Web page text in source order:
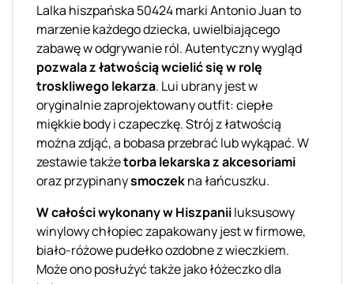
Lalka hiszpańska 50424 marki Antonio Juan to
marzenie każdego dziecka, uwielbiającego
zabawę w odgrywanie ról. Autentyczny wygląd
pozwala z łatwością wcielić się w rolę
troskliwego lekarza. Lui ubrany jest w
oryginalnie zaprojektowany outfit: ciepłe
miękkie body i czapeczkę. Strój z łatwością
można zdjąć, a bobasa przebrać lub wykąpać. W
zestawie takżetorba lekarska z akcesoriami
oraz przypinanysmoczekna łańcuszku.
W całości wykonany w Hiszpaniiluksusowy
winylowy chłopiec zapakowany jest w firmowe,
biało-różowe pudełko ozdobne z wieczkiem.
Może ono posłużyć także jako łóżeczko dla